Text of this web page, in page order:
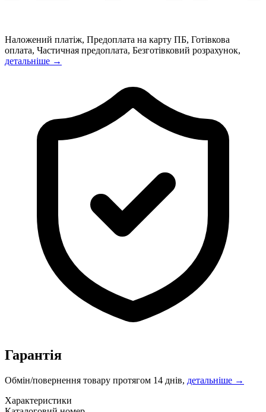
Наложений платіж, Предоплата на карту ПБ, Готівкова
оплата, Частичная предоплата, Безготівковий розрахунок,
детальніше →
Гарантія
Обмін/повернення товару протягом 14 днів, детальніше →
Характеристики